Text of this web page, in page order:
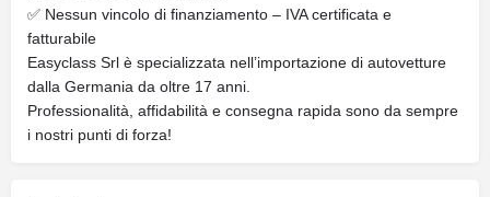
✅ Nessun vincolo di finanziamento – IVA certificata e
fatturabile
Easyclass Srl è specializzata nell’importazione di autovetture
dalla Germania da oltre 17 anni.
Professionalità, affidabilità e consegna rapida sono da sempre
i nostri punti di forza!